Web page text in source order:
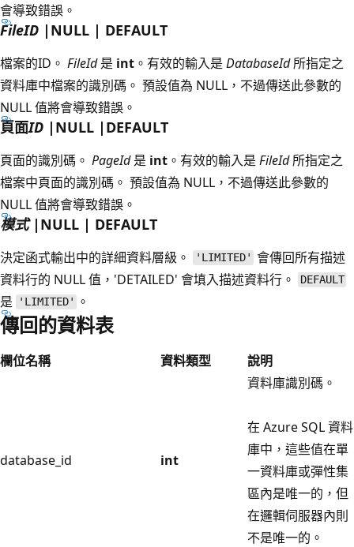
會導致錯誤。
FileID |NULL | DEFAULT
檔案的ID。 FileId是 int 。有效的輸入是 DatabaseId所指定之
資料庫中檔案的識別碼。 預設值為 NULL，不過傳送此參數的
NULL 值將會導致錯誤。
頁面ID |NULL |DEFAULT
頁面的識別碼。 PageId是 int 。有效的輸入是 FileId所指定之
檔案中頁面的識別碼。 預設值為 NULL，不過傳送此參數的
NULL 值將會導致錯誤。
模式|NULL | DEFAULT
決定函式輸出中的詳細資料層級。 'LIMITED' 會傳回所有描述
資料行的 NULL 值，'DETAILED' 會填入描述資料行。
DEFAULT
是 'LIMITED' 。
傳回的資料表
欄位名稱 資料類型 說明
database_id int
資料庫識別碼。
在 Azure SQL 資料
庫中，這些值在單
一資料庫或彈性集
區內是唯一的，但
在邏輯伺服器內則
不是唯一的。